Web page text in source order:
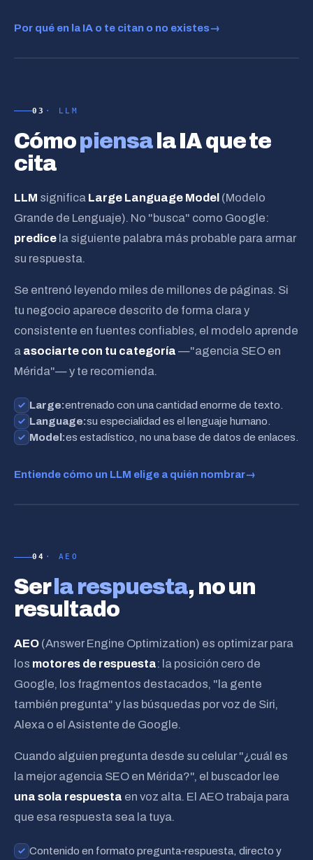
Por qué en la IA o te citan o no existes→
respuesta de la IA
o te citan · o no existes
03 · LLM
Cómopiensala IA que te
cita
LLM significa Large Language Model (Modelo
Grande de Lenguaje). No "busca" como Google:
predice la siguiente palabra más probable para armar
su respuesta.
Se entrenó leyendo miles de millones de páginas. Si
tu negocio aparece descrito de forma clara y
consistente en fuentes confiables, el modelo aprende
a asociarte con tu categoría —"agencia SEO en
Mérida"— y te recomienda.
Large:entrenado con una cantidad enorme de texto.
Language:su especialidad es el lenguaje humano.
Model:es estadístico, no una base de datos de enlaces.
Entiende cómo un LLM elige a quién nombrar→
04 · AEO
Ser la respuesta, no un
resultado
AEO (Answer Engine Optimization) es optimizar para
los motores de respuesta: la posición cero de
Google, los fragmentos destacados, "la gente
también pregunta" y las búsquedas por voz de Siri,
Alexa o el Asistente de Google.
Cuando alguien pregunta desde su celular "¿cuál es
la mejor agencia SEO en Mérida?", el buscador lee
una sola respuesta en voz alta. El AEO trabaja para
que esa respuesta sea la tuya.
Contenido en formato pregunta‑respuesta, directo y